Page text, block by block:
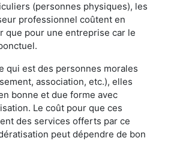
(personnes physiques), les
professionnel coûtent en
que pour une entreprise car le
qui est des personnes morales
association, etc.), elles
bonne et due forme avec
Le coût pour que ces
des services offerts par ce
peut dépendre de bon